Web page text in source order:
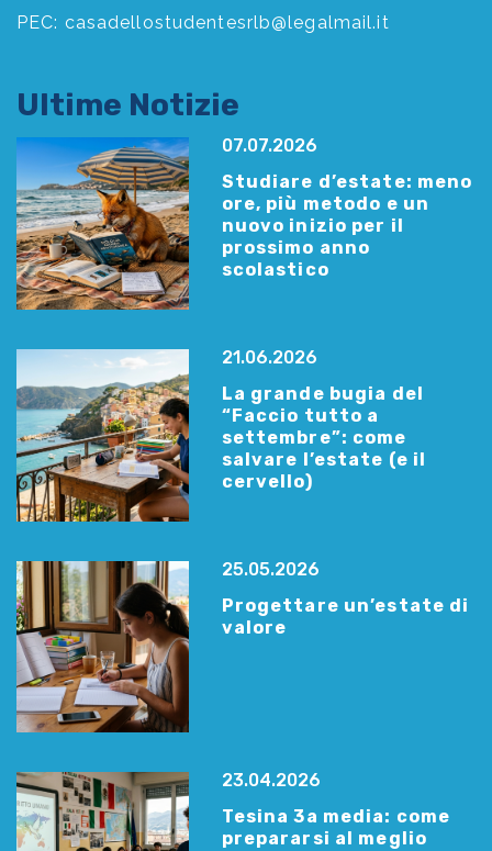
PEC: casadellostudentesrlb@legalmail.it
Ultime Notizie
07.07.2026
Studiare d’estate: meno
ore, più metodo e un
nuovo inizio per il
prossimo anno
scolastico
21.06.2026
La grande bugia del
“Faccio tutto a
settembre”: come
salvare l’estate (e il
cervello)
25.05.2026
Progettare un’estate di
valore
23.04.2026
Tesina 3a media: come
prepararsi al meglio